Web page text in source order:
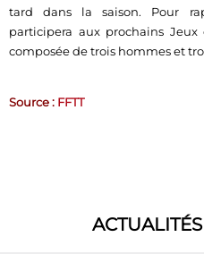
tard dans la saison. Pour
participera aux prochains
composée de trois hommes et
Source : FFTT